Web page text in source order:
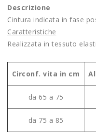
Descrizione
Cintura indicata in fase
Caratteristiche
Realizzata in tessuto
Circonf. vita in cm
da 65 a 75
da 75 a 85